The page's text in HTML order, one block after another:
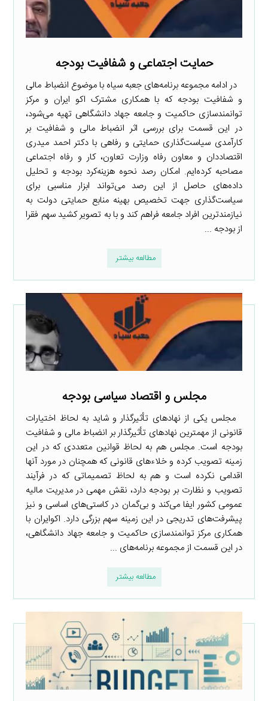
حمایت اجتماعی و شفافیت بودجه
در ادامه مجموعه برنامه‌های جعبه سیاه با موضوع انضباط مالی
و شفافیت بودجه که با همکاری مشترک اکو ایران و مرکز
توانمندسازی حاکمیت و جامعه جهاد دانشگاهی تهیه می‌شود،
در این قسمت برای بررسی اثر انضباط مالی و شفافیت بر
کارآمدی سیاست‌گذاری حمایتی و رفاهی با دکتر احمد میدری
اقتصاددان و معاون رفاه وزارت تعاون، کار و رفاه اجتماعی
مصاحبه کرده‌ایم. امکان رصد نحوه هزینه‌کرد بودجه و تحلیل
داده‌های حاصل از این رصد می‌تواند ابزار مناسبی برای
سیاست‌گذاری جهت تخصیص بهینه منابع حمایتی دولت به
نیازمندترین افراد جامعه فراهم کند و با به تصویر کشید سهم فقرا
از بودجه ...
مطالعه بیشتر
مجلس و اقتصاد سیاسی بودجه
مجلس یکی از نهادهای تأثیرگذار و شاید به لحاظ اختیارات
قانونی از مهمترین نهادهای تأثیرگذار بر انضباط مالی و شفافیت
بودجه است. مجلس هم به لحاظ قوانین متعددی که در این
زمینه تصویب کرده و خلاءهای قانونی که همچنان در مورد آنها
اقدامی نکرده است و هم به لحاظ تصمیماتی که در فرآیند
تصویب و نظارت بر بودجه دارد، نقش مهمی در مدیریت مالیه
عمومی کشور ایفا می‌کند و بی‌گمان در کاستی‌های اساسی و نیز
پیشرفت‌های تدریجی در این زمینه سهم بزرگی دارد. اکوایران با
همکاری مرکز توانمندسازی حاکمیت و جامعه جهاد دانشگاهی،
در این قسمت از مجموعه برنامه‌های ...
مطالعه بیشتر